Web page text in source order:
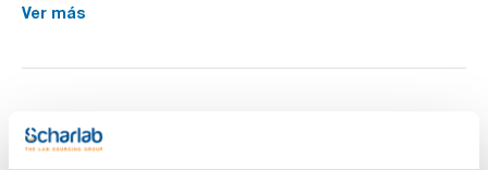
Medio de cultivo sólido, selectivo y diferencial utilizado para
Test
Ver más